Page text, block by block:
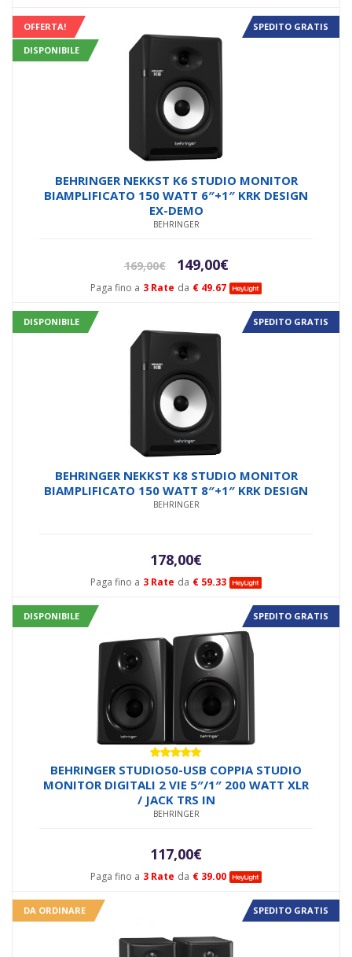
99,00€.
OFFERTA!
DISPONIBILE
SPEDITO GRATIS
Paga fino a 3 Rate da € 49.67
BEHRINGER NEKKST K6 STUDIO MONITOR
BIAMPLIFICATO 150 WATT 6″+1″ KRK DESIGN
EX-DEMO
BEHRINGER
169,00€
Il
originale
149,00€Il
attuale
149,00€.
DISPONIBILE SPEDITO GRATIS
Paga fino a 3 Rate da € 59.33
BEHRINGER NEKKST K8 STUDIO MONITOR
BIAMPLIFICATO 150 WATT 8″+1″ KRK DESIGN
BEHRINGER
178,00€
DISPONIBILE SPEDITO GRATIS
Paga fino a 3 Rate da € 39.00
Valutato
5.00su 5
BEHRINGER STUDIO50-USB COPPIA STUDIO
MONITOR DIGITALI 2 VIE 5″/1″ 200 WATT XLR
/ JACK TRS IN
BEHRINGER
117,00€
DA ORDINARE SPEDITO GRATIS